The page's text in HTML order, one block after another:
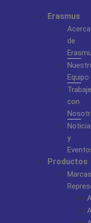
Erasmus
Acerca
de
Equipo
Trabaje
con
y
Productos
Marcas